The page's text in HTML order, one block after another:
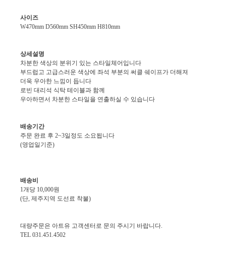
사이즈
W470mm D560mm SH450mm H810mm
상세설명
차분한 색상의 분위기 있는 스타일체어입니다
부드럽고 고급스러운 색상에 좌석 부분의 써클 쉐이프가 더해져
더욱 우아한 느낌이 듭니다
로빈 대리석 식탁 테이블과 함께
우아하면서 차분한 스타일을 연출하실 수 있습니다
배송기간
주문 완료 후 2~3일정도 소요됩니다
(영업일기준)
배송비
1개당 10,000원
(단, 제주지역 도선료 착불)
대량주문은 아트유 고객센터로 문의 주시기 바랍니다.
TEL 031.451.4502